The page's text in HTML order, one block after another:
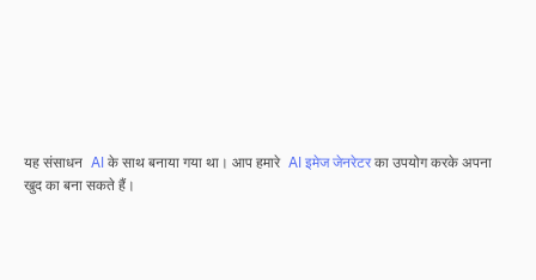
यह संसाधन AIके साथ बनाया गया था। आप हमारे AI इमेज जेनरेटरका उपयोग करके अपना
खुद का बना सकते हैं।